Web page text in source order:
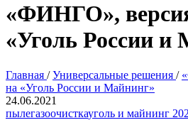
«ФИНГО»,
«Уголь России и
Главная / Универсальные решения /
на «Уголь России и Майнинг»
24.06.2021
пылегазоочисткауголь и майнинг